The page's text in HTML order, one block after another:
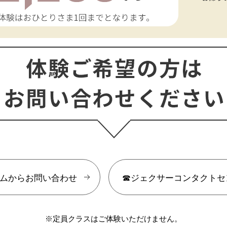
からお問い合わせ ☎ジェクサーコンタクトセ
※定員クラスはご体験いただけません。